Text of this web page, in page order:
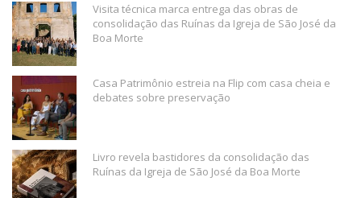
Visita técnica marca entrega das obras de
consolidação das Ruínas da Igreja de São José da
Boa Morte
Casa Patrimônio estreia na Flip com casa cheia e
debates sobre preservação
Livro revela bastidores da consolidação das
Ruínas da Igreja de São José da Boa Morte